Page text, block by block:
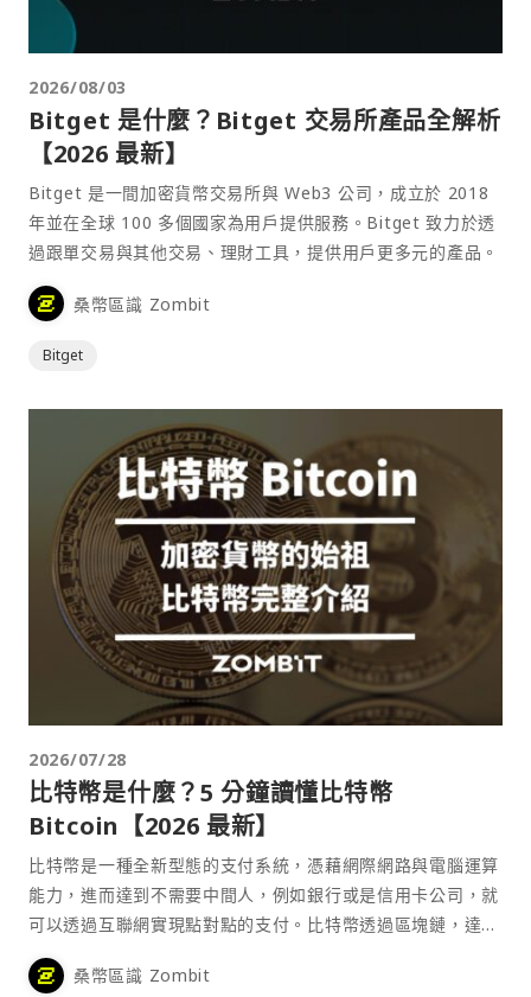
2026/08/03
Bitget 是什麼？Bitget 交易所產品全解析
【2026 最新】
Bitget 是一間加密貨幣交易所與 Web3 公司，成立於 2018
年並在全球 100 多個國家為用戶提供服務。Bitget 致力於透
過跟單交易與其他交易、理財工具，提供用戶更多元的產品。
桑幣區識 Zombit
Bitget
2026/07/28
比特幣是什麼？5 分鐘讀懂比特幣
Bitcoin【2026 最新】
比特幣是一種全新型態的支付系統，憑藉網際網路與電腦運算
能力，進而達到不需要中間人，例如銀行或是信用卡公司，就
可以透過互聯網實現點對點的支付。比特幣透過區塊鏈，達到
去中心化的特性，確保其流通的安全性。
桑幣區識 Zombit